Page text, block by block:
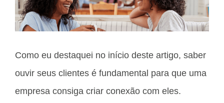
Como eu destaquei no início deste artigo, saber
ouvir seus clientes é fundamental para que uma
empresa consiga criar conexão com eles.